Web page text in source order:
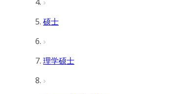
硕士
理学硕士